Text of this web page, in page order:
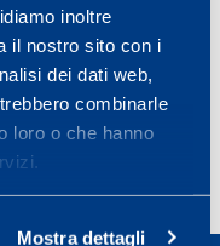
inoltre
il nostro sito con i
dei dati web,
combinarle
loro o che hanno
Mostra dettagli
COME OFFICIAL
COME
STRAMILANO